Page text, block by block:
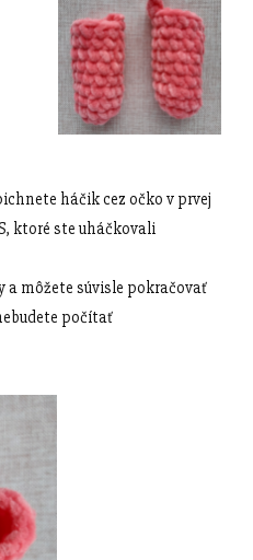
háčik cez očko v prvej
ktoré ste uháčkovali
a môžete súvisle pokračovať
počítať